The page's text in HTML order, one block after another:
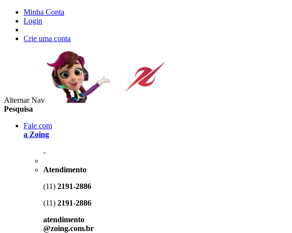
Minha Conta
Login
Crie uma conta
Alternar Nav
Pesquisa
Fale com
a Zoing
-
Atendimento
(11) 2191-2886
(11) 2191-2886
atendimento
@zoing.com.br